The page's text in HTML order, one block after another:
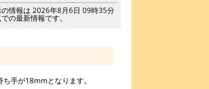
情報は 2026年8月6日 09時35分
の最新情報です。
手が18mmとなります。